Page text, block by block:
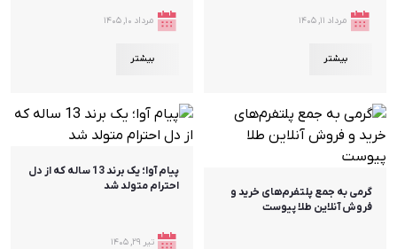
مرداد ۱۱, ۱۴۰۵
بیشتر
مرداد ۱۰, ۱۴۰۵
بیشتر
گرمی به جمع پلتفرم‌های خرید و
فروش آنلاین طلا پیوست
پیام آوا؛ یک برند 13 ساله که از دل
احترام متولد شد
تیر ۲۹, ۱۴۰۵